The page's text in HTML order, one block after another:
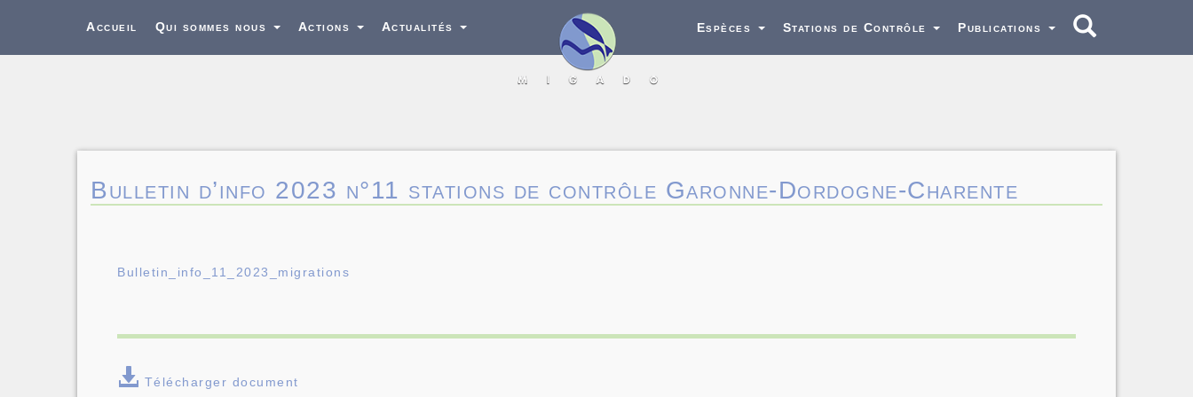
Accueil Qui sommes nous Actions Actualités Espèces Stations de Contrôle Publications
Bulletin d’info 2023 n°11 stations de contrôle Garonne-Dordogne-Charente
Bulletin_info_11_2023_migrations
Télécharger document